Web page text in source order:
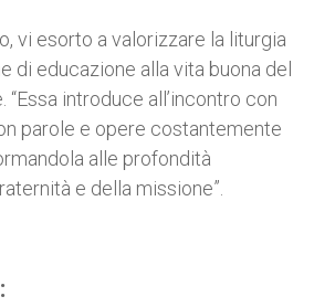
vi esorto a valorizzare la liturgia
di educazione alla vita buona del
“Essa introduce all’incontro con
parole e opere costantemente
alle profondità
e della missione”.